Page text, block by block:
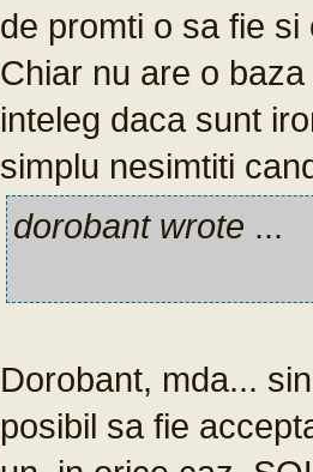
de promti o sa fie si
Chiar nu are o
inteleg daca sunt
simplu nesimtiti
dorobant wrote ...
Dorobant, mda...
posibil sa fie